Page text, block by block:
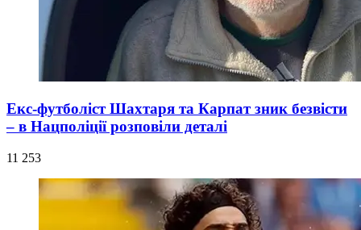
Екс-футболіст Шахтаря та Карпат зник безвісти
– в Нацполіції розповіли деталі
11 253